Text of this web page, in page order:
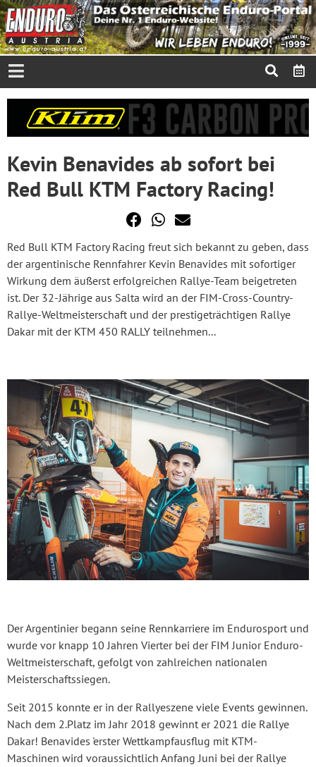
Kevin Benavides ab sofort bei
Red Bull KTM Factory Racing!
Red Bull KTM Factory Racing freut sich bekannt zu geben, dass
der argentinische Rennfahrer Kevin Benavides mit sofortiger
Wirkung dem äußerst erfolgreichen Rallye-Team beigetreten
ist. Der 32-Jährige aus Salta wird an der FIM-Cross-Country-
Rallye-Weltmeisterschaft und der prestigeträchtigen Rallye
Dakar mit der KTM 450 RALLY teilnehmen...
Der Argentinier begann seine Rennkarriere im Endurosport und
wurde vor knapp 10 Jahren Vierter bei der FIM Junior Enduro-
Weltmeisterschaft, gefolgt von zahlreichen nationalen
Meisterschaftssiegen.
Seit 2015 konnte er in der Rallyeszene viele Events gewinnen.
Nach dem 2.Platz im Jahr 2018 gewinnt er 2021 die Rallye
Dakar! Benavides 'erster Wettkampfausflug mit KTM-
Maschinen wird voraussichtlich Anfang Juni bei der Rallye